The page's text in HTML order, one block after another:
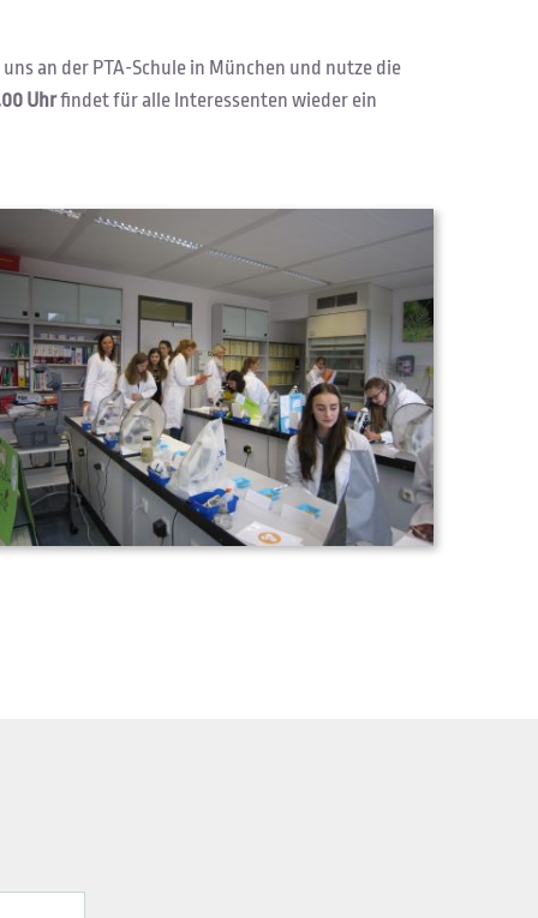
an der PTA-Schule in München und nutze die
Uhrfindet für alle Interessenten wieder ein